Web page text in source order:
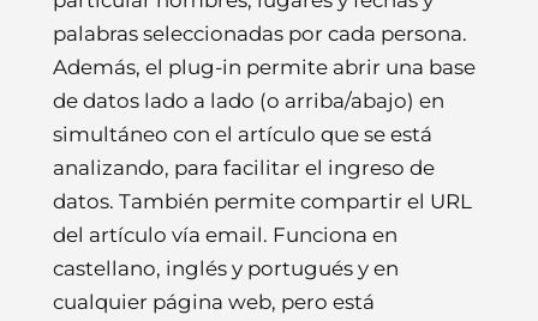
palabras seleccionadas por cada persona.
Además, el plug-in permite abrir una base
de datos lado a lado (o arriba/abajo) en
simultáneo con el artículo que se está
analizando, para facilitar el ingreso de
datos. También permite compartir el URL
del artículo vía email. Funciona en
castellano, inglés y portugués y en
cualquier página web, pero está